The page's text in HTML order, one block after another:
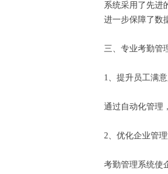
系统采用了先进
进一步保障了数
三、专业考勤管
1、提升员工满
通过自动化管理
2、优化企业管
考勤管理系统使